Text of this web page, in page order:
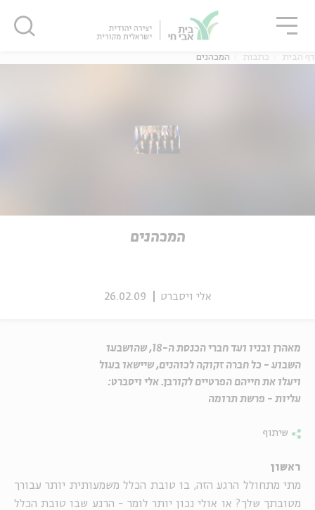
דף הבית כתבות המכהנים
המכהנים
אלי ויסברט 26.02.09
מאהרן ובניו ועד חברי הכנסת ה-18, שהושבעו
השבוע - כל חברה זקוקה לכוהנים, שיישאו בעול
ויעלו את חייהם הפרטיים לקורבן. אלי ויסברט:
עליות - פרשת תרומה
שיתוף
ראשון
מתי מתחולל הרגע הזה, בו טובת הכלל משמעותית יותר עבורך
מטובתך שלך? או אולי נכון יותר לומר - הרגע שבו טובת הכלל
סגור